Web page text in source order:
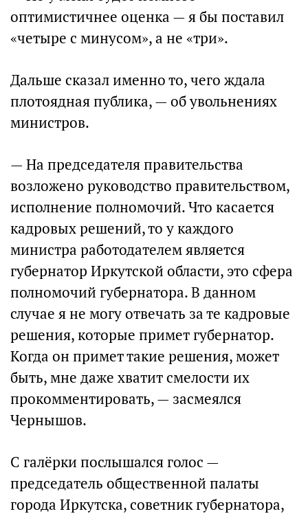
оптимистичнее оценка — я бы поставил
«четыре с минусом», а не «три».
Дальше сказал именно то, чего ждала
плотоядная публика, — об увольнениях
министров.
— На председателя правительства
возложено руководство правительством,
исполнение полномочий. Что касается
кадровых решений, то у каждого
министра работодателем является
губернатор Иркутской области, это сфера
полномочий губернатора. В данном
случае я не могу отвечать за те кадровые
решения, которые примет губернатор.
Когда он примет такие решения, может
быть, мне даже хватит смелости их
прокомментировать, — засмеялся
Чернышов.
С галёрки послышался голос —
председатель общественной палаты
города Иркутска, советник губернатора,